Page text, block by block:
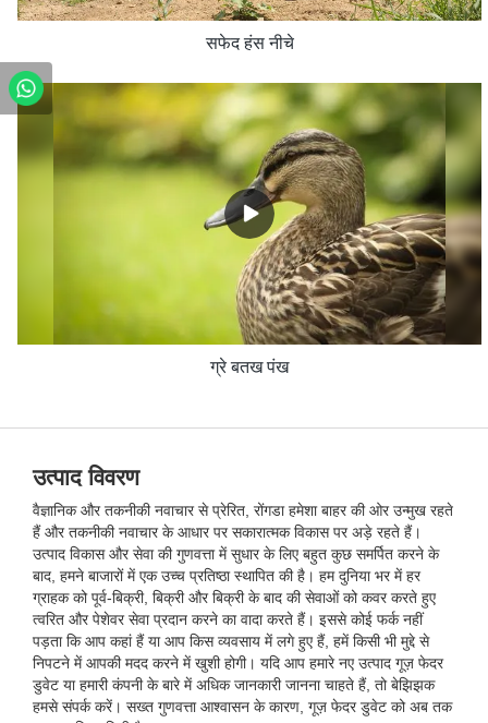
सफेद हंस नीचे
ग्रे बतख पंख
उत्पाद विवरण
वैज्ञानिक और तकनीकी नवाचार से प्रेरित, रोंगडा हमेशा बाहर की ओर उन्मुख रहते
हैं और तकनीकी नवाचार के आधार पर सकारात्मक विकास पर अड़े रहते हैं।
उत्पाद विकास और सेवा की गुणवत्ता में सुधार के लिए बहुत कुछ समर्पित करने के
बाद, हमने बाजारों में एक उच्च प्रतिष्ठा स्थापित की है। हम दुनिया भर में हर
ग्राहक को पूर्व-बिक्री, बिक्री और बिक्री के बाद की सेवाओं को कवर करते हुए
त्वरित और पेशेवर सेवा प्रदान करने का वादा करते हैं। इससे कोई फर्क नहीं
पड़ता कि आप कहां हैं या आप किस व्यवसाय में लगे हुए हैं, हमें किसी भी मुद्दे से
निपटने में आपकी मदद करने में खुशी होगी। यदि आप हमारे नए उत्पाद गूज़ फेदर
डुवेट या हमारी कंपनी के बारे में अधिक जानकारी जानना चाहते हैं, तो बेझिझक
हमसे संपर्क करें। सख्त गुणवत्ता आश्वासन के कारण, गूज़ फेदर डुवेट को अब तक